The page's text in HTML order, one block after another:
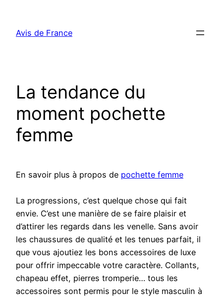
contenu
Avis de France
La tendance du
moment pochette
femme
En savoir plus à propos de pochette femme
La progressions, c’est quelque chose qui fait
envie. C’est une manière de se faire plaisir et
d’attirer les regards dans les venelle. Sans avoir
les chaussures de qualité et les tenues parfait, il
que vous ajoutiez les bons accessoires de luxe
pour offrir impeccable votre caractère. Collants,
chapeau effet, pierres tromperie… tous les
accessoires sont permis pour le style masculin à